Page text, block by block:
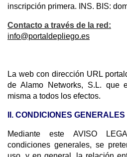
inscripción primera. INS. BIS:
Contacto a través de la red:
info@portaldepliego.es
La web con dirección URL
de Alamo Networks, S.L. que
misma a todos los efectos.
II. CONDICIONES
Mediante este AVISO
condiciones generales, se